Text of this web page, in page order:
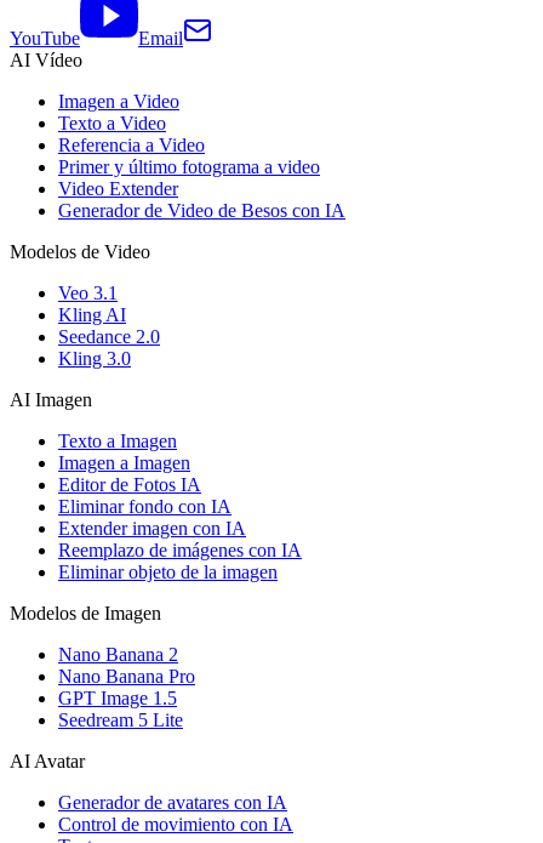
YouTube
Email
AI Vídeo
Imagen a Video
Texto a Video
Referencia a Video
Primer y último fotograma a video
Video Extender
Generador de Video de Besos con IA
Modelos de Video
Veo 3.1
Kling AI
Seedance 2.0
Kling 3.0
AI Imagen
Texto a Imagen
Imagen a Imagen
Editor de Fotos IA
Eliminar fondo con IA
Extender imagen con IA
Reemplazo de imágenes con IA
Eliminar objeto de la imagen
Modelos de Imagen
Nano Banana 2
Nano Banana Pro
GPT Image 1.5
Seedream 5 Lite
AI Avatar
Generador de avatares con IA
Control de movimiento con IA